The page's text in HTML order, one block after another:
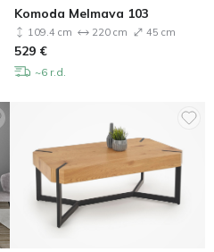
Komoda Melmava 103
109.4 cm 220 cm 45 cm
529 €
~6 r.d.